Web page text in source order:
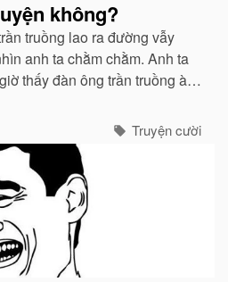
không?
truồng lao ra đường vẫy
anh ta chằm chằm. Anh ta
thấy đàn ông trần truồng à
Truyện cười